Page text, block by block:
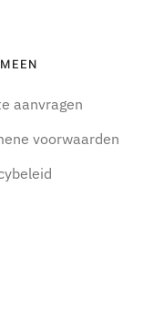
aanvragen
voorwaarden